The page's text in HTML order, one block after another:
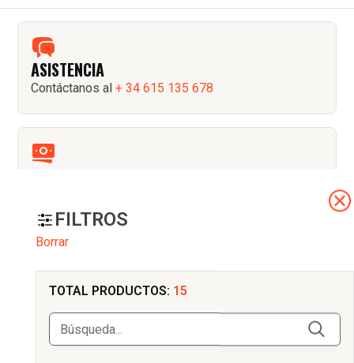
FILTROS
Borrar
TOTAL PRODUCTOS: 15
ASISTENCIA
Contáctanos al+ 34 615 135 678
ENVÍOS GRATIS
A partir de 350€ en la península Ibérica